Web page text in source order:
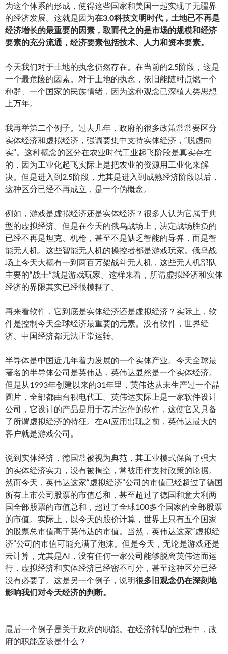
为这个体系的形成，使得这些国家和美国一起实现了无疆界
的经济发展。这就是因为在3.0科技文明时代，土地已不再是
经济增长的最重要的因素，取而代之的是市场的规模和经济
要素的充分流通，经济要素包括技术、人力和资本要素。
今天我们对于土地的执念仍然存在。在当前的2.5阶段，这是
一个最危险的因素。对于土地的执念，依旧能随时点燃一个
种群、一个国家的民族情绪，因为这种观念已深植人类思想
上万年。
我再举第二个例子。过去几年，政府的很多政策常常要区分
实体经济和虚拟经济，强调要集中支持实体经济，“脱虚向
实”。这种概念的区分在农业时代工业起飞阶段是真实存在
的，因为工业化起飞实际上是把农业的资源用工业化来解
决。但是进入到2.5阶段，尤其是进入到成熟经济阶段以后，
这种区分已经不再成立，是一个伪概念。
例如，游戏是虚拟经济还是实体经济？很多人认为它属于典
型的虚拟经济。但是在今天的俄乌战场上，决定战场胜负的
已经不再是坦克、机枪，甚至不是缺乏智能的导弹，而是智
能无人机。这些智能无人机的操控者都是游戏玩家。俄乌战
场上今天大概有一到两百万架战斗无人机，这些无人机部队
主要的“战士”就是游戏玩家。这样来看，所谓虚拟经济和实体
经济的界限其实已经很模糊了。
再来看软件，它到底是实体经济还是虚拟经济？实际上，软
件是控制今天全球经济最重要的元素。没有软件，世界经
济、中国经济都无法正常运转。
半导体是中国近几年着力发展的一个实体产业。今天全球最
著名的半导体公司是英伟达，英伟达显然是一个实体经济。
但是从1993年创建以来的31年里，英伟达从未生产过一个晶
圆片，全部都由台积电代工。英伟达实际上是一家软件设计
公司，它设计的产品是用于芯片运作的软件，这使它又具备
了所谓虚拟经济的特征。在AI应用出现之前，英伟达最大的
客户就是游戏公司。
说到实体经济，德国常被视为典范，其工业模式保留了强大
的实体经济实力，没有被掏空，常被用作支持政策的论据。
然而今天，英伟达这家“虚拟经济”公司的市值已经超过了德国
所有上市公司股票的市值总和，甚至超过了德国和意大利两
国全部股票的市值总和，超过了全球100多个国家的全部股票
的市值。实际上，以今天的股价计算，世界上只有五个国家
的股票总市值高于英伟达的市值。当然，英伟达这家“虚拟经
济”公司的市值可能充满了泡沫。但是今天，无论是游戏还是
云计算，尤其是AI，没有任何一家公司能够脱离英伟达而运
行，虚拟经济和实体经济已经密不可分，甚至这种区分已经
没有必要了。这是另一个例子，说明很多旧观念仍在深刻地
影响我们对今天经济的判断。
最后一个例子是关于政府的职能。在经济转型的过程中，政
府的职能应该是什么？